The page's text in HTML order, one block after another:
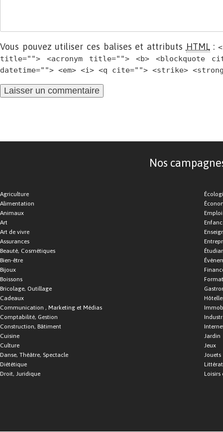
Vous pouvez utiliser ces balises et attributs HTML:
title=""> <acronym title=""> <b> <blockquote
datetime=""> <em> <i> <q cite=""> <strike>
Nos
Agriculture
Alimentation
Animaux
Art
Art de vivre
Assurances
Beauté, Cosmétiques
Bien-être
Bijoux
Boissons
Bricolage, Outillage
Cadeaux
Communication , Marketing et Médias
Comptabilité, Gestion
Construction, Bâtiment
Cuisine
Culture
Danse, Théâtre, Spectacle
Diététique
Droit, Juridique
Emploi
Jardin
Jeux
Jouets
Loisirs